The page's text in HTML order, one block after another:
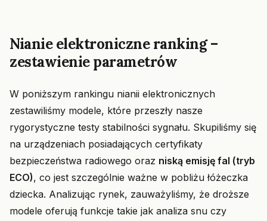
Nianie elektroniczne ranking –
zestawienie parametrów
W poniższym rankingu nianii elektronicznych
zestawiliśmy modele, które przeszły nasze
rygorystyczne testy stabilności sygnału. Skupiliśmy się
na urządzeniach posiadających certyfikaty
bezpieczeństwa radiowego oraz niską emisję fal (tryb
ECO), co jest szczególnie ważne w pobliżu łóżeczka
dziecka. Analizując rynek, zauważyliśmy, że droższe
modele oferują funkcje takie jak analiza snu czy